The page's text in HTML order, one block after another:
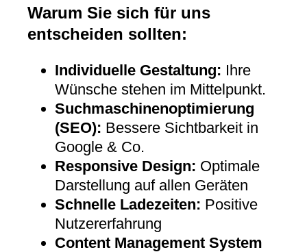
Warum Sie sich für uns
entscheiden sollten:
Individuelle Gestaltung: Ihre
Wünsche stehen im Mittelpunkt.
Suchmaschinenoptimierung
(SEO): Bessere Sichtbarkeit in
Google & Co.
Responsive Design: Optimale
Darstellung auf allen Geräten
Schnelle Ladezeiten: Positive
Nutzererfahrung
Content Management System